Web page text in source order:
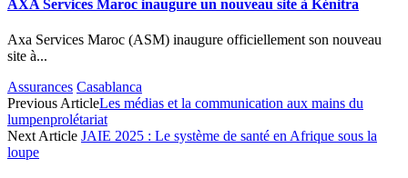
AXA Services Maroc inaugure un nouveau site à Kénitra
Axa Services Maroc (ASM) inaugure officiellement son nouveau
site à...
Assurances Casablanca
Previous ArticleLes médias et la communication aux mains du
lumpenprolétariat
Next Article JAIE 2025 : Le système de santé en Afrique sous la
loupe